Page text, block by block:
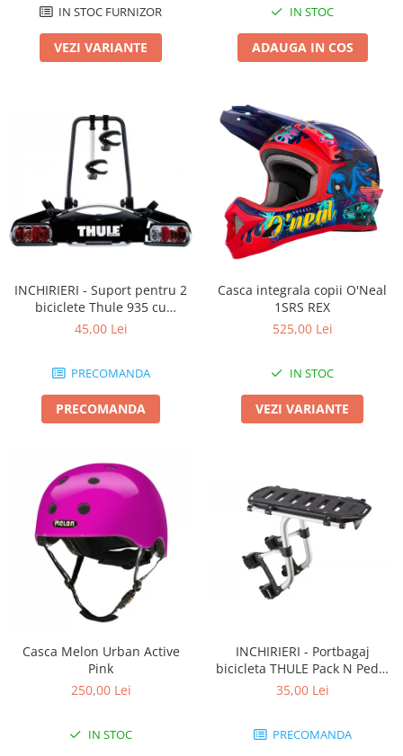
IN STOC FURNIZOR
VEZI VARIANTE
IN STOC
ADAUGA IN COS
INCHIRIERI - Suport pentru 2
biciclete Thule 935 cu
prindere pe carligul de
45,00 Lei
PRECOMANDA
PRECOMANDA
Casca integrala copii O'Neal
1SRS REX
525,00 Lei
IN STOC
VEZI VARIANTE
Casca Melon Urban Active
Pink
250,00 Lei
IN STOC
INCHIRIERI - Portbagaj
bicicleta THULE Pack N Pedal
tour rack
35,00 Lei
PRECOMANDA